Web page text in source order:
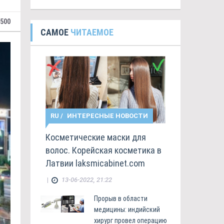
САМОЕ ЧИТАЕМОЕ
RU / ИНТЕРЕСНЫЕ НОВОСТИ
Косметические маски для
волос. Корейская косметика в
Латвии laksmicabinet.com
| 13-06-2022, 21:22
Прорыв в области
медицины: индийский
хирург провел операцию